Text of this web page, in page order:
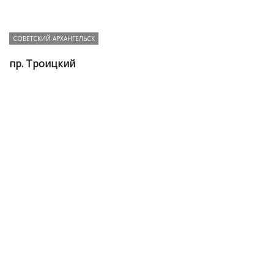
СОВЕТСКИЙ АРХАНГЕЛЬСК
пр. Троицкий